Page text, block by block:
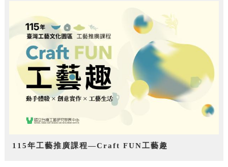
115年工藝推廣課程—Craft FUN工藝趣